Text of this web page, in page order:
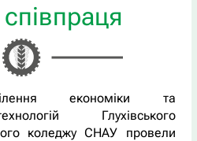
економіки та
Глухівського
коледжу СНАУ провели